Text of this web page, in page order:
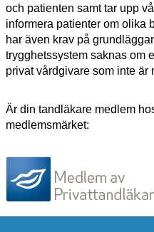
och patienten samt tar upp
informera patienter om olika
har även krav på
trygghetssystem saknas om
privat vårdgivare som inte är
Är din tandläkare medlem
medlemsmärket: